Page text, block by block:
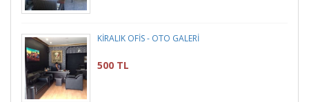
KİRALIK OFİS - OTO GALERİ
500 TL